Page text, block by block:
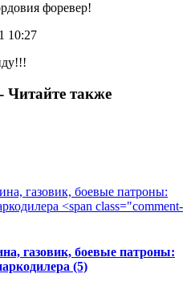
форевер!
10:27
Читайте также
газовик, боевые патроны:
(5)